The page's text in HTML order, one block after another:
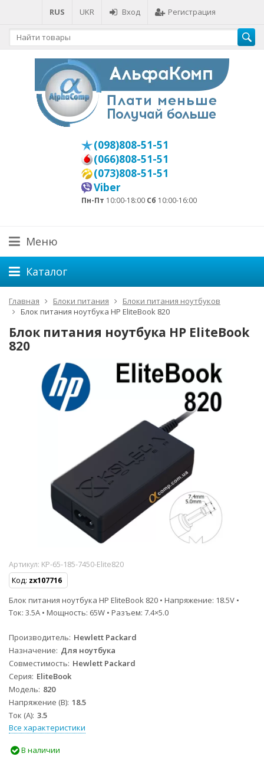
RUS UKR Вход Регистрация
(098)808-51-51
(066)808-51-51
(073)808-51-51
Viber
Пн-Пт 10:00-18:00 Сб 10:00-16:00
Меню
Каталог
Главная Блоки питания
Блоки питания ноутбуков
Блок питания ноутбука HP EliteBook 820
Блок питания ноутбука HP EliteBook
820
Артикул: KP-65-185-7450-Elite820
Код: zx107716
Блок питания ноутбука HP EliteBook 820 • Напряжение: 18.5V •
Ток: 3.5A • Мощность: 65W • Разъем: 7.4×5.0
Производитель Hewlett Packard
Назначение Для ноутбука
Совместимость Hewlett Packard
Серия EliteBook
Модель 820
Напряжение (В) 18.5
Ток (А) 3.5
Все характеристики
В наличии